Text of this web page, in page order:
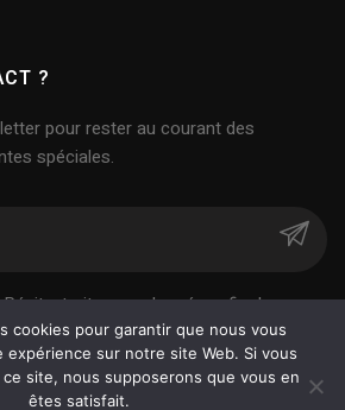
?
pour rester au courant des
spéciales.
traite mes données afin de
avec moi.
cookies pour garantir que nous vous
expérience sur notre site Web. Si vous
site, nous supposerons que vous en
êtes satisfait.